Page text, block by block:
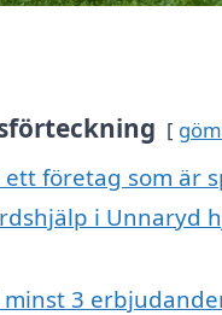
ett företag som är
i Unnaryd
minst 3